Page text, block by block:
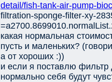
detail/fish-tank-air-pump-
filtration-sponge-filter-xy-
какая нормальная
пусть и маленьких?
а от хороших :))
и если я поставлю фильтр
нормально себя будут